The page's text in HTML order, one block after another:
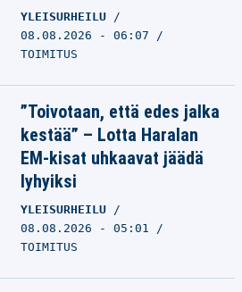
YLEISURHEILU
08.08.2026 - 06:07
TOIMITUS
”Toivotaan, että edes jalka
kestää” – Lotta Haralan
EM-kisat uhkaavat jäädä
lyhyiksi
YLEISURHEILU
08.08.2026 - 05:01
TOIMITUS